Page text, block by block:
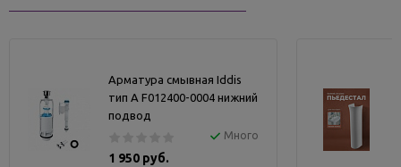
Арматура смывная Iddis
тип А F012400-0004 нижний
подвод
Много
1 950 руб.